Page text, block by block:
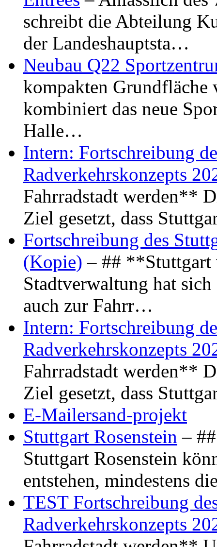
schreibt die Abteilung
der Landeshauptsta…
Neubau Q22
kompakten Grundfläche
kombiniert das neue
Halle…
Intern: Fortschreibung
Radverkehrskonzepts
Fahrradstadt werden**
Ziel gesetzt, dass
Fortschreibung des
(Kopie) – ## **Stuttgart
Stadtverwaltung hat
auch zur Fahrr…
Intern: Fortschreibung
Radverkehrskonzepts
Fahrradstadt werden**
Ziel gesetzt, dass
E-Mailersand-projekt
Stuttgart Rosenstein –
Stuttgart Rosenstein
entstehen, mindestens
TEST Fortschreibung
Radverkehrskonzepts